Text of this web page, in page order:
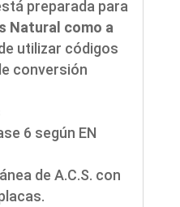
preparada para
Natural como a
utilizar códigos
conversión
6 según EN
de A.C.S. con